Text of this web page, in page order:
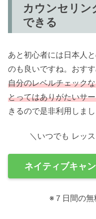
カウンセリン
できる
あと初心者には日本人
のも良いですね。おす
自分のレベルチェック
とってはありがたいサ
きるので是非利用しまし
＼いつでも レッ
ネイティブキャ
※７日間の無